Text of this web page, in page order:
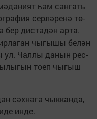
һәм сән­гать
сер­лә­ре­нә тө­
бер дис­тә­дән ар­та.
чы­гы­шы бе­лән
ул. Чал­лы да­нын рес­
то­еп чы­гыш
сәх­нә­гә чык­кан­да,
ин­де.